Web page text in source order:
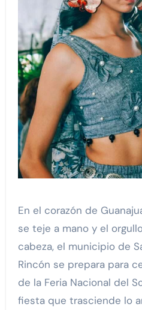
En el corazón de
se teje a mano y el
cabeza, el municipio de
Rincón se prepara para
de la Feria Nacional del
fiesta que trasciende lo